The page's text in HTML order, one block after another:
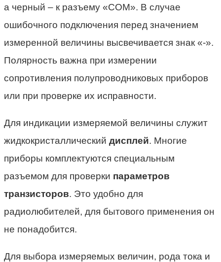
а черный – к разъему «СОМ». В случае
ошибочного подключения перед значением
измеренной величины высвечивается знак «-».
Полярность важна при измерении
сопротивления полупроводниковых приборов
или при проверке их исправности.
Для индикации измеряемой величины служит
жидкокристаллический дисплей. Многие
приборы комплектуются специальным
разъемом для проверки параметров
транзисторов. Это удобно для
радиолюбителей, для бытового применения он
не понадобится.
Для выбора измеряемых величин, рода тока и